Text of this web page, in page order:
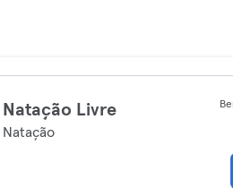
Natação Livre
Natação